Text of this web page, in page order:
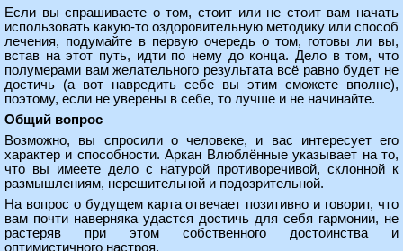
Если вы спрашиваете о том, стоит или не стоит вам начать
использовать какую-то оздоровительную методику или способ
лечения, подумайте в первую очередь о том, готовы ли вы,
встав на этот путь, идти по нему до конца. Дело в том, что
полумерами вам желательного результата всё равно будет не
достичь (а вот навредить себе вы этим сможете вполне),
поэтому, если не уверены в себе, то лучше и не начинайте.
Общий вопрос
Возможно, вы спросили о человеке, и вас интересует его
характер и способности. Аркан Влюблённые указывает на то,
что вы имеете дело с натурой противоречивой, склонной к
размышлениям, нерешительной и подозрительной.
На вопрос о будущем карта отвечает позитивно и говорит, что
вам почти наверняка удастся достичь для себя гармонии, не
растеряв при этом собственного достоинства и
оптимистичного настроя.